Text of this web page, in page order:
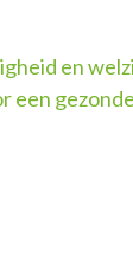
en
een